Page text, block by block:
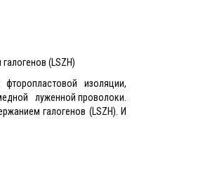
(LSZH)
изоляции,
луженной проволоки.
галогенов (LSZH). И